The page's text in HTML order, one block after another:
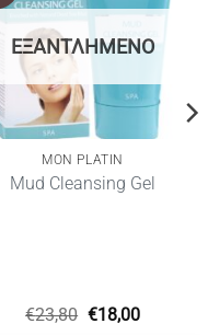
ΕΞΑΝΤΛΗΜΈΝΟ
MON PLATIN
Mud Cleansing Gel
€23,80 Original
price
€18,00Η